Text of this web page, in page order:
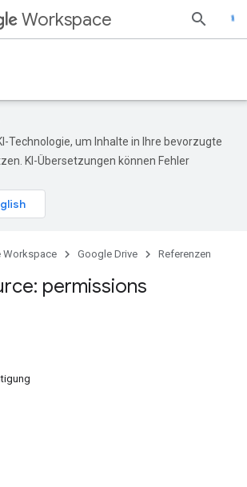
Workspace
Technologie, um Inhalte in Ihre bevorzugte
KI-Übersetzungen können Fehler
Workspace Google Drive Referenzen
permissions